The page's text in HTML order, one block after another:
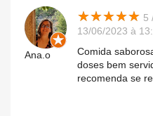
Ana.o
★★★★★
★★★★★ 5
13/06/2023 à
Comida
doses bem
recomenda se